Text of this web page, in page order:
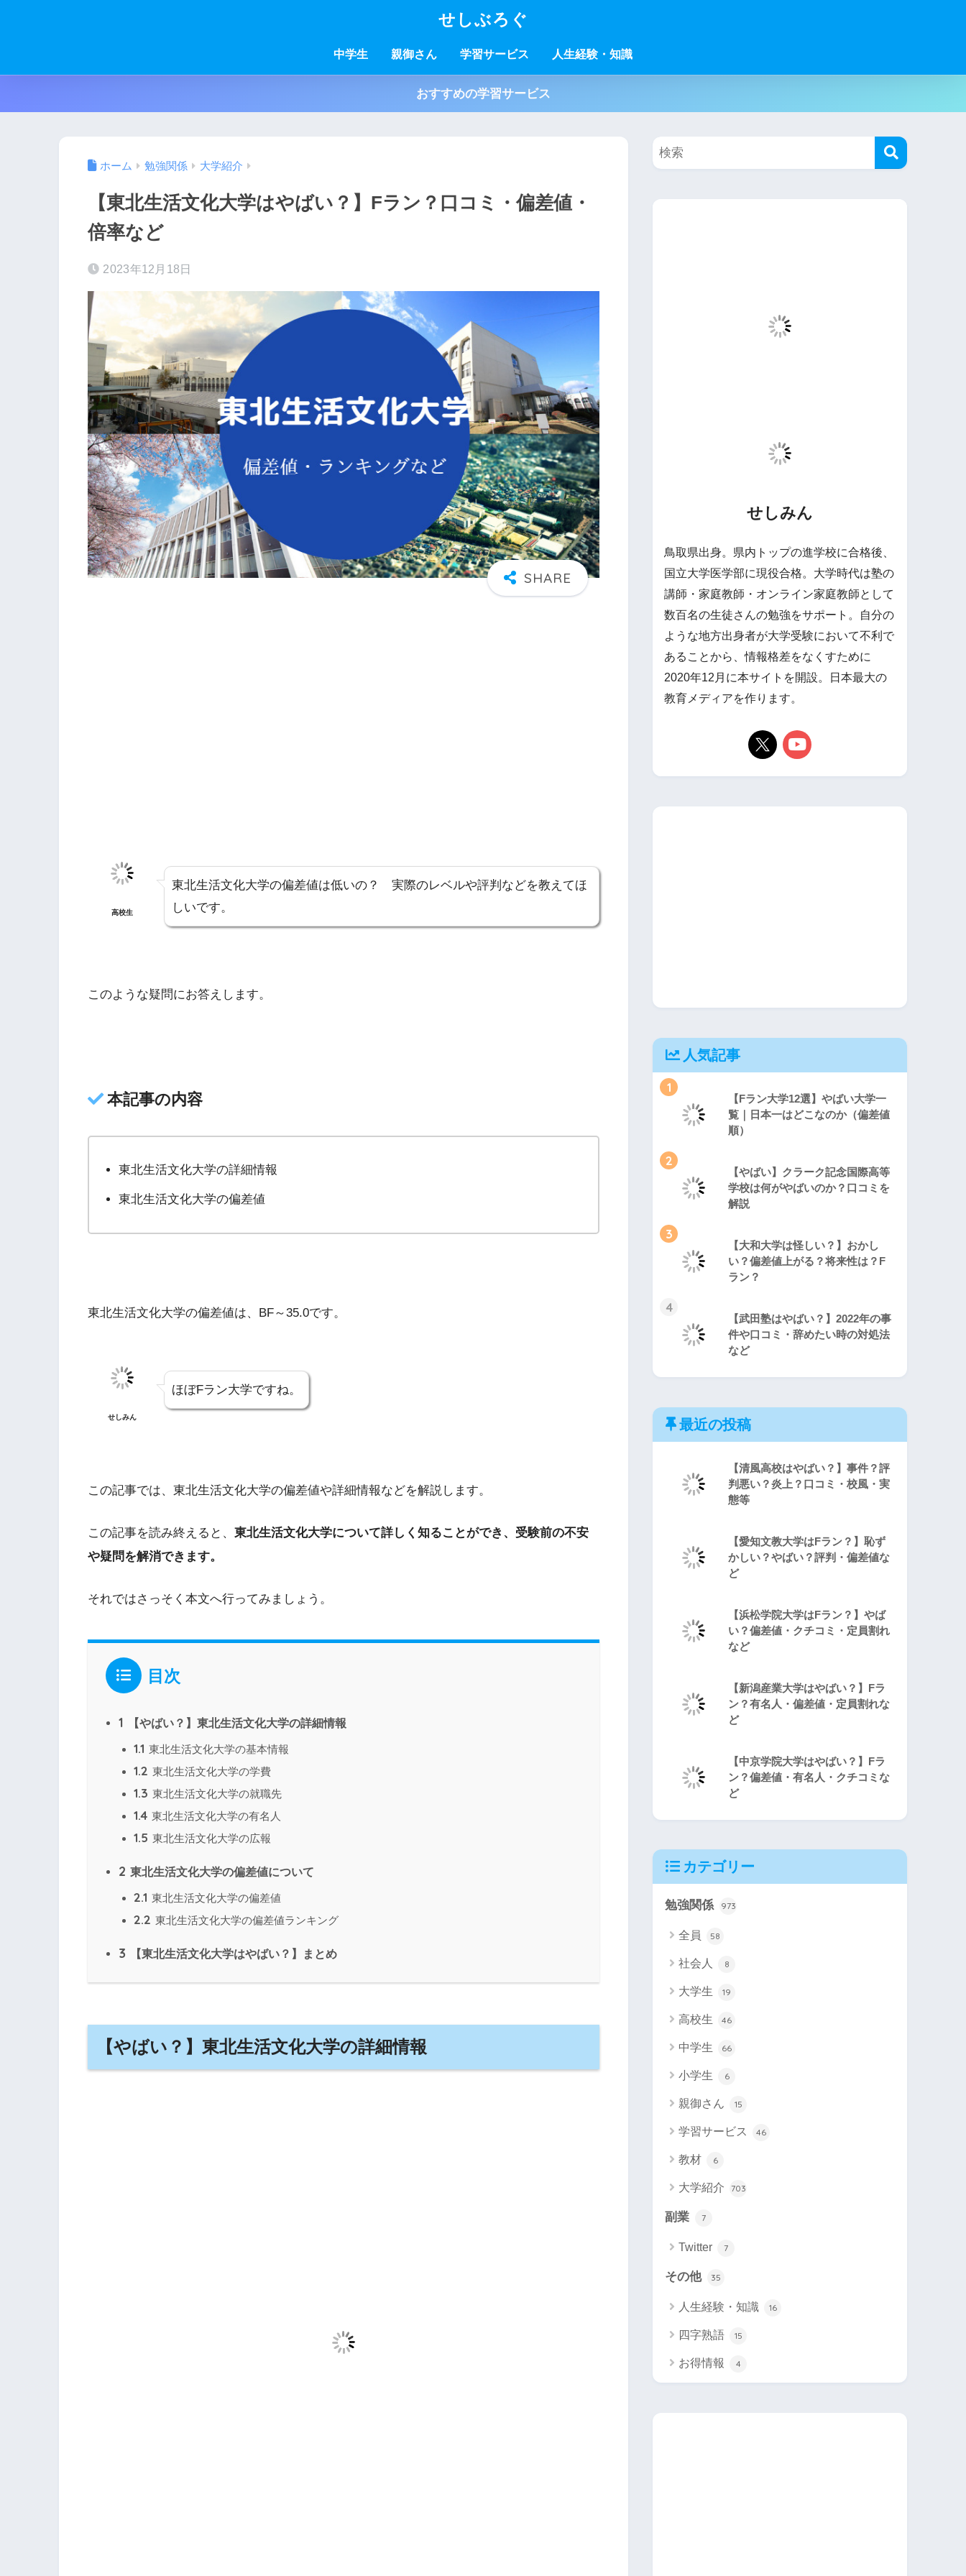
せしぶろぐ
中学生 親御さん 学習サービス 人生経験・知識
おすすめの学習サービス
ホーム 勉強関係 大学紹介
【東北生活文化大学はやばい？】Fラン？口コミ・偏差値・
倍率など
2023年12月18日
高校生
東北生活文化大学の偏差値は低いの？ 実際のレベルや評判などを教えてほ
しいです。
このような疑問にお答えします。
本記事の内容
東北生活文化大学の詳細情報
東北生活文化大学の偏差値
東北生活文化大学の偏差値は、BF～35.0です。
せしみん
ほぼFラン大学ですね。
この記事では、東北生活文化大学の偏差値や詳細情報などを解説します。
この記事を読み終えると、 東北生活文化大学について詳しく知ることができ、受験前の不安
や疑問を解消できます。
それではさっそく本文へ行ってみましょう。
目次
1 【やばい？】東北生活文化大学の詳細情報
1.1 東北生活文化大学の基本情報
1.2 東北生活文化大学の学費
1.3 東北生活文化大学の就職先
1.4 東北生活文化大学の有名人
1.5 東北生活文化大学の広報
2 東北生活文化大学の偏差値について
2.1 東北生活文化大学の偏差値
2.2 東北生活文化大学の偏差値ランキング
3 【東北生活文化大学はやばい？】まとめ
【やばい？】東北生活文化大学の詳細情報
せしみん
鳥取県出身。県内トップの進学校に合格後、
国立大学医学部に現役合格。大学時代は塾の
講師・家庭教師・オンライン家庭教師として
数百名の生徒さんの勉強をサポート。自分の
ような地方出身者が大学受験において不利で
あることから、情報格差をなくすために
2020年12月に本サイトを開設。日本最大の
教育メディアを作ります。
人気記事
1
【Fラン大学12選】やばい大学一
覧｜日本一はどこなのか（偏差値
順）
2
【やばい】クラーク記念国際高等
学校は何がやばいのか？口コミを
解説
3
【大和大学は怪しい？】おかし
い？偏差値上がる？将来性は？F
ラン？
4
【武田塾はやばい？】2022年の事
件や口コミ・辞めたい時の対処法
など
最近の投稿
【清風高校はやばい？】事件？評
判悪い？炎上？口コミ・校風・実
態等
【愛知文教大学はFラン？】恥ず
かしい？やばい？評判・偏差値な
ど
【浜松学院大学はFラン？】やば
い？偏差値・クチコミ・定員割れ
など
【新潟産業大学はやばい？】Fラ
ン？有名人・偏差値・定員割れな
ど
【中京学院大学はやばい？】Fラ
ン？偏差値・有名人・クチコミな
ど
カテゴリー
勉強関係 973
全員 58
社会人 8
大学生 19
高校生 46
中学生 66
小学生 6
親御さん 15
学習サービス 46
教材 6
大学紹介 703
副業 7
Twitter 7
その他 35
人生経験・知識 16
四字熟語 15
お得情報 4